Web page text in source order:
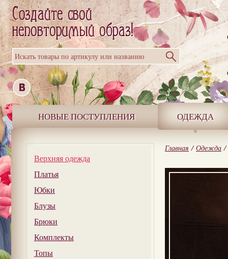
Искать товары по артикулу или названию
НОВЫЕ ПОСТУПЛЕНИЯ ОДЕЖДА
Верхняя одежда
Платья
Юбки
Блузы
Брюки
Комплекты
Топы
Главная / Одежда /